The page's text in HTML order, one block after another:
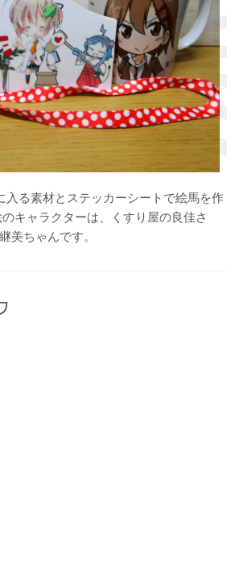
入る素材とステッカーシートで絵馬を作
キャラクターは、くすり屋の良佳さ
美ちゃんです。